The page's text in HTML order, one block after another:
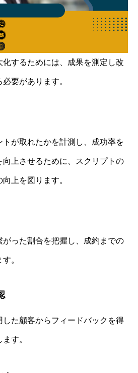
するためには、成果を測定し改
要があります。
が取れたかを計測し、成功率を
上させるために、スクリプトの
上を図ります。
がった割合を把握し、成約までの
。
た顧客からフィードバックを得
す。